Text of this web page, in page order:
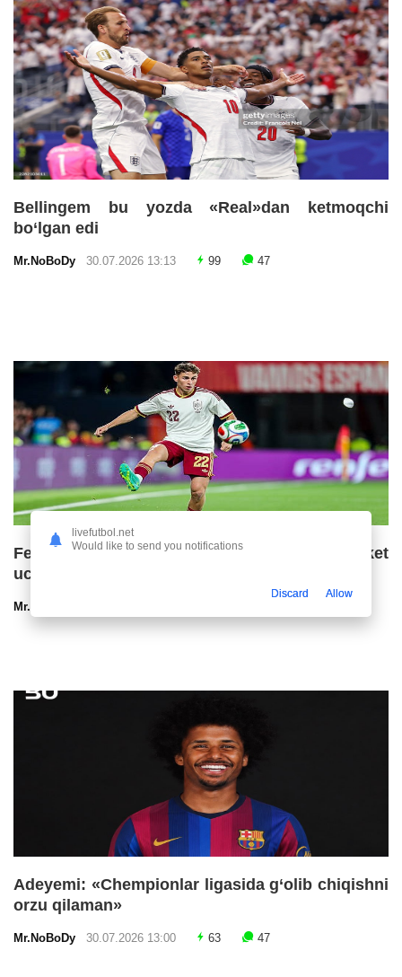
Bellingem bu yozda «Real»dan ketmoqchi
bo‘lgan edi
Mr.NoBoDy 30.07.2026 13:13 99 47
Fermin Lopes «Barselona»ning ketma-ket
uchinchi chempionlik imkoniyatlarini baholadi
Mr.NoBoDy
Adeyemi: «Chempionlar ligasida g‘olib chiqishni
orzu qilaman»
Mr.NoBoDy 30.07.2026 13:00 63 47
livefutbol.net
Would like to send you notifications
Discard Allow